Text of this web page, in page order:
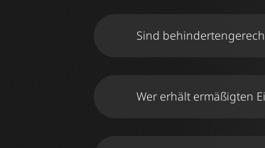
https://
Sind
Wer erhält ermäßigten